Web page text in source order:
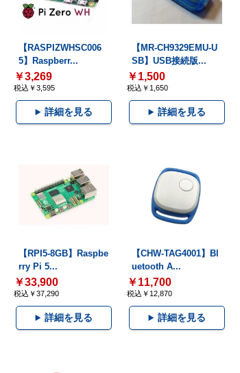
【RASPIZWHSC006
5】Raspberr...
￥3,269
税込￥3,595
詳細を見る
【MR-CH9329EMU-U
SB】USB接続版...
￥1,500
税込￥1,650
詳細を見る
【RPI5-8GB】Raspbe
rry Pi 5...
￥33,900
税込￥37,290
詳細を見る
【CHW-TAG4001】Bl
uetooth A...
￥11,700
税込￥12,870
詳細を見る